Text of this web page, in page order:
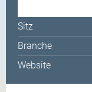
Sitz
Branche
Website